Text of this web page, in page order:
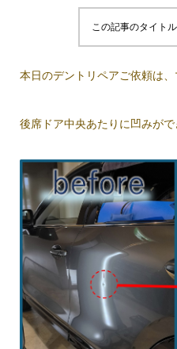
この記事のタイト
本日のデントリペアご依頼は、
後席ドア中央あたりに凹みがで